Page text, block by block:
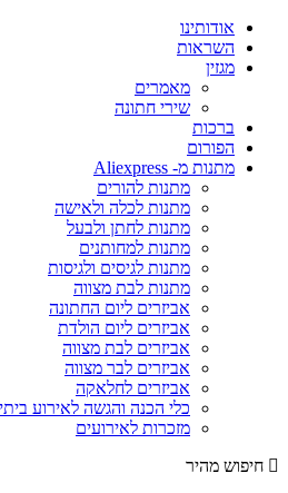
אודותינו
השראות
מגזין
מאמרים
שירי חתונה
ברכות
הפורום
מתנות מ- Aliexpress
מתנות להורים
מתנות לכלה ולאישה
מתנות לחתן ולבעל
מתנות למחותנים
מתנות לגיסים ולגיסות
מתנות לבת מצווה
אביזרים ליום החתונה
אביזרים ליום הולדת
אביזרים לבת מצווה
אביזרים לבר מצווה
אביזרים לחלאקה
כלי הכנה והגשה לאירוע ביתי
מזכרות לאירועים
חיפוש מהיר